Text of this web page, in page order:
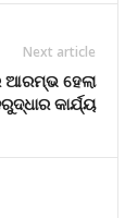
Next article
ଆରମ୍ଭ ହେଲା
କାର୍ଯ୍ୟ